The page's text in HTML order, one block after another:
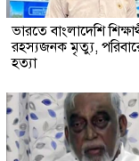
ভারতে বাংলাদেশি
রহস্যজনক মৃত্যু,
হত্যা